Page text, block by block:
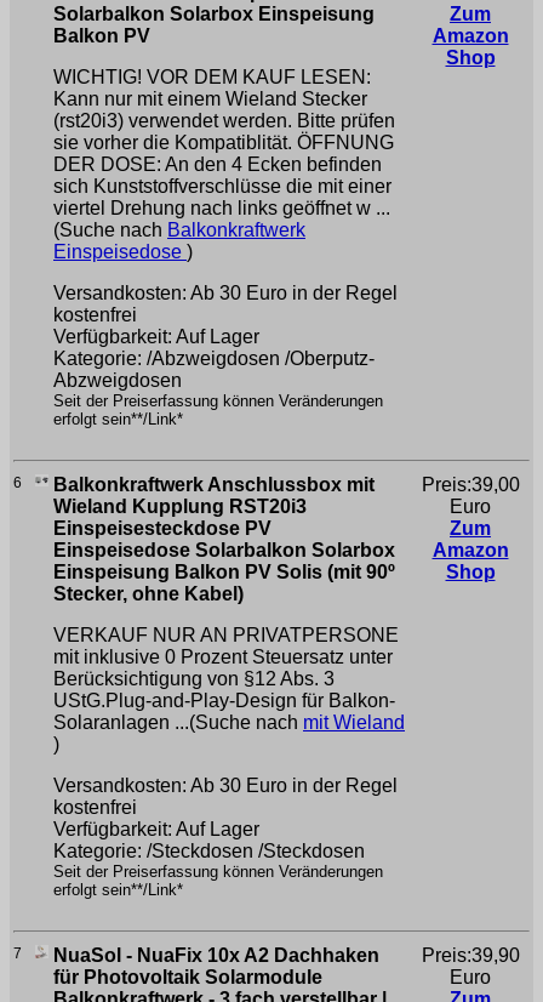
Solarbalkon Solarbox Einspeisung
Balkon PV
WICHTIG! VOR DEM KAUF LESEN:
Kann nur mit einem Wieland Stecker
(rst20i3) verwendet werden. Bitte prüfen
sie vorher die Kompatiblität. ÖFFNUNG
DER DOSE: An den 4 Ecken befinden
sich Kunststoffverschlüsse die mit einer
viertel Drehung nach links geöffnet w ...
(Suche nach Balkonkraftwerk
Einspeisedose )
Versandkosten: Ab 30 Euro in der Regel
kostenfrei
Verfügbarkeit: Auf Lager
Kategorie: /Abzweigdosen /Oberputz-
Abzweigdosen
Seit der Preiserfassung können Veränderungen
erfolgt sein**/Link*
Zum
Amazon
Shop
6
Balkonkraftwerk Anschlussbox mit
Wieland Kupplung RST20i3
Einspeisesteckdose PV
Einspeisedose Solarbalkon Solarbox
Einspeisung Balkon PV Solis (mit 90º
Stecker, ohne Kabel)
VERKAUF NUR AN PRIVATPERSONE
mit inklusive 0 Prozent Steuersatz unter
Berücksichtigung von §12 Abs. 3
UStG.Plug-and-Play-Design für Balkon-
Solaranlagen ...(Suche nach mit Wieland
)
Versandkosten: Ab 30 Euro in der Regel
kostenfrei
Verfügbarkeit: Auf Lager
Kategorie: /Steckdosen /Steckdosen
Seit der Preiserfassung können Veränderungen
erfolgt sein**/Link*
Preis:39,00
Euro
Zum
Amazon
Shop
7
NuaSol - NuaFix 10x A2 Dachhaken
für Photovoltaik Solarmodule
Preis:39,90
Euro